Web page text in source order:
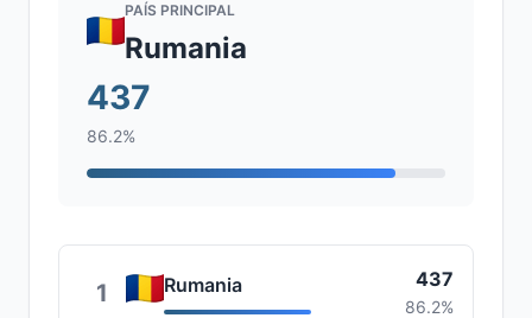
PAÍS PRINCIPAL
Rumania
437
86.2%
1 Rumania 437
86.2%